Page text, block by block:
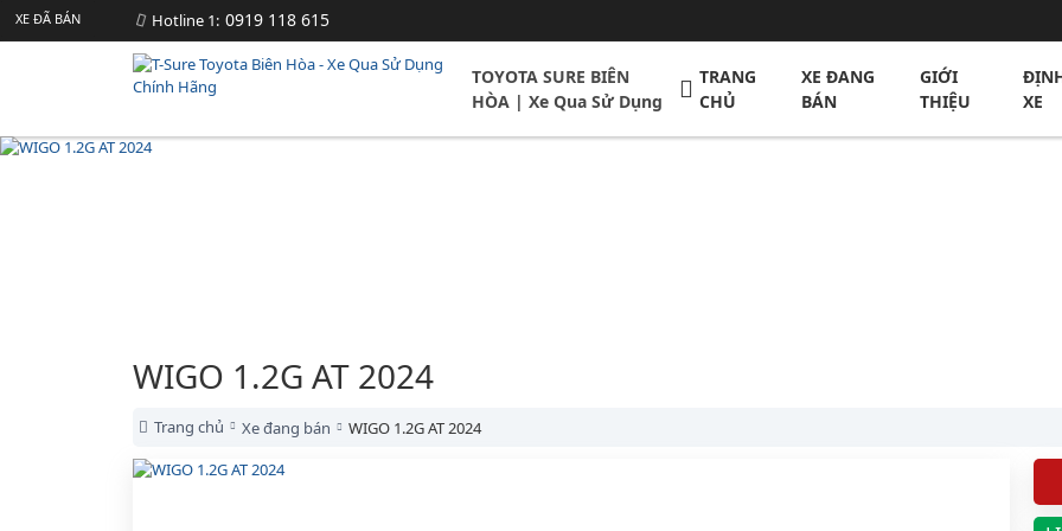
Hotline 1: 0919 118 615
TOYOTA SURE BIÊN
HÒA | Xe Qua Sử Dụng
TRANG
CHỦ
XE ĐANG
BÁN
GIỚI
THIỆU
XE
WIGO 1.2G AT 2024
Trang chủ Xe đang bán WIGO 1.2G AT 2024
XE ĐÃ BÁN
XE ĐÃ BÁN
XE ĐÃ BÁN
XE ĐÃ BÁN
XE ĐÃ BÁN
XE ĐÃ BÁN
XE ĐÃ BÁN
XE ĐÃ BÁN
XE ĐÃ BÁN
XE ĐÃ BÁN
XE ĐÃ BÁN